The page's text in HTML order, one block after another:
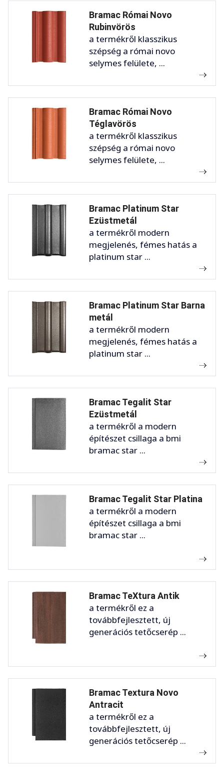
Bramac Római Novo
Rubinvörös
a termékről klasszikus
szépség a római novo
selymes felülete, ...
Bramac Római Novo
Téglavörös
a termékről klasszikus
szépség a római novo
selymes felülete, ...
Bramac Platinum Star
Ezüstmetál
a termékről modern
megjelenés, fémes hatás a
platinum star ...
Bramac Platinum Star Barna
metál
a termékről modern
megjelenés, fémes hatás a
platinum star ...
Bramac Tegalit Star
Ezüstmetál
a termékről a modern
építészet csillaga a bmi
bramac star ...
Bramac Tegalit Star Platina
a termékről a modern
építészet csillaga a bmi
bramac star ...
Bramac TeXtura Antik
a termékről ez a
továbbfejlesztett, új
generációs tetőcserép ...
Bramac Textura Novo
Antracit
a termékről ez a
továbbfejlesztett, új
generációs tetőcserép ...